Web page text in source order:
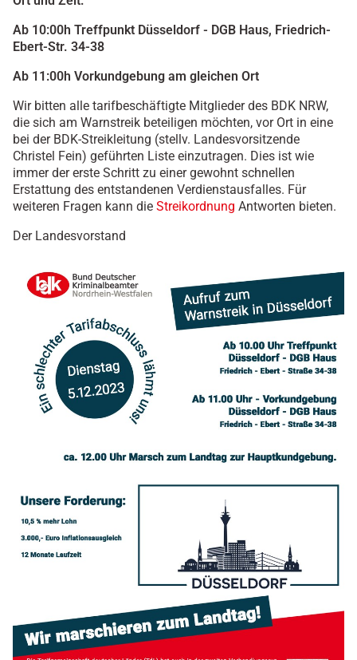
Ab 10:00h Treffpunkt Düsseldorf - DGB Haus, Friedrich-
Ebert-Str. 34-38
Ab 11:00h Vorkundgebung am gleichen Ort
Wir bitten alle tarifbeschäftigte Mitglieder des BDK NRW,
die sich am Warnstreik beteiligen möchten, vor Ort in eine
bei der BDK-Streikleitung (stellv. Landesvorsitzende
Christel Fein) geführten Liste einzutragen. Dies ist wie
immer der erste Schritt zu einer gewohnt schnellen
Erstattung des entstandenen Verdienstausfalles. Für
weiteren Fragen kann die Streikordnung Antworten bieten.
Der Landesvorstand